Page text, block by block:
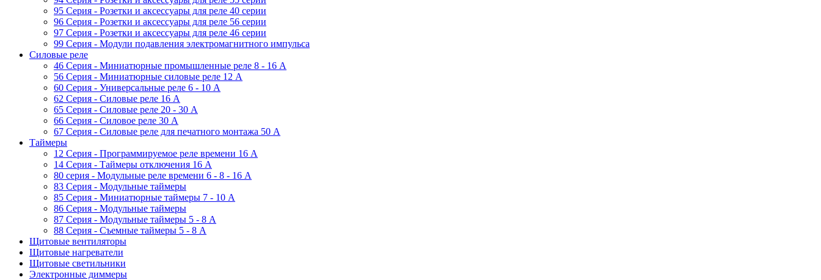
95 Серия - Розетки и аксессуары для реле 40 серии
96 Серия - Розетки и аксессуары для реле 56 cерии
97 Серия - Розетки и аксессуары для реле 46 cерии
99 Серия - Модули подавления электромагнитного импульса
Силовые реле
46 Серия - Миниатюрные промышленные реле 8 - 16 A
56 Серия - Миниатюрные силовые реле 12 A
60 Серия - Универсальные реле 6 - 10 A
62 Серия - Силовые реле 16 A
65 Серия - Силовые реле 20 - 30 A
66 Серия - Силовое реле 30 A
67 Серия - Силовые реле для печатного монтажа 50 А
Таймеры
12 Серия - Программируемое реле времени 16 A
14 Серия - Таймеры отключения 16 A
80 серия - Модульные реле времени 6 - 8 - 16 A
83 Серия - Модульные таймеры
85 Серия - Миниатюрные таймеры 7 - 10 A
86 Серия - Модульные таймеры
87 Серия - Модульные таймеры 5 - 8 А
88 Серия - Съемные таймеры 5 - 8 A
Щитовые вентиляторы
Щитовые нагреватели
Щитовые светильники
Электронные диммеры